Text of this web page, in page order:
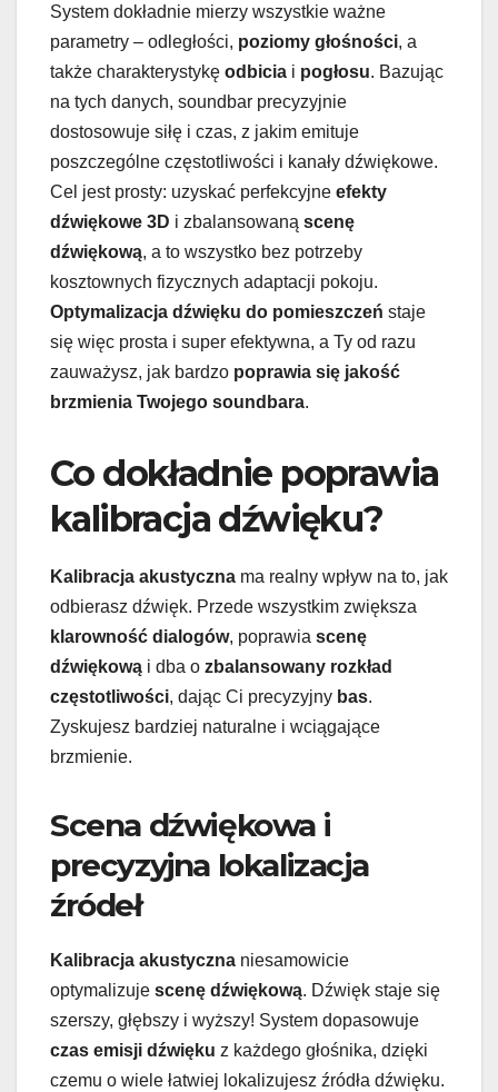
System dokładnie mierzy wszystkie ważne
parametry – odległości, poziomy głośności, a
także charakterystykę odbicia i pogłosu. Bazując
na tych danych, soundbar precyzyjnie
dostosowuje siłę i czas, z jakim emituje
poszczególne częstotliwości i kanały dźwiękowe.
Cel jest prosty: uzyskać perfekcyjne efekty
dźwiękowe 3D i zbalansowaną scenę
dźwiękową, a to wszystko bez potrzeby
kosztownych fizycznych adaptacji pokoju.
Optymalizacja dźwięku do pomieszczeń staje
się więc prosta i super efektywna, a Ty od razu
zauważysz, jak bardzo poprawia się jakość
brzmienia Twojego soundbara.
Co dokładnie poprawia
kalibracja dźwięku?
Kalibracja akustyczna ma realny wpływ na to, jak
odbierasz dźwięk. Przede wszystkim zwiększa
klarowność dialogów, poprawia scenę
dźwiękową i dba o zbalansowany rozkład
częstotliwości, dając Ci precyzyjny bas.
Zyskujesz bardziej naturalne i wciągające
brzmienie.
Scena dźwiękowa i
precyzyjna lokalizacja
źródeł
Kalibracja akustyczna niesamowicie
optymalizuje scenę dźwiękową. Dźwięk staje się
szerszy, głębszy i wyższy! System dopasowuje
czas emisji dźwięku z każdego głośnika, dzięki
czemu o wiele łatwiej lokalizujesz źródła dźwięku.